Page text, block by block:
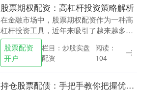
股票期权配资：高杠杆投资策略解析
在金融市场中，股票期权配资作为一种高
杠杆投资工具，近年来吸引了越来越多投
资者的关注。它通过放大资金使用效率，
让投资者以较小的自有资金撬动更大的市
场头寸，从而实现....
股票配资
开户
栏目：炒股实盘
配资
阅读：
104
持仓股票配债：手把手教你把握优先认购权